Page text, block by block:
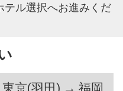
テル選択へお進みくだ